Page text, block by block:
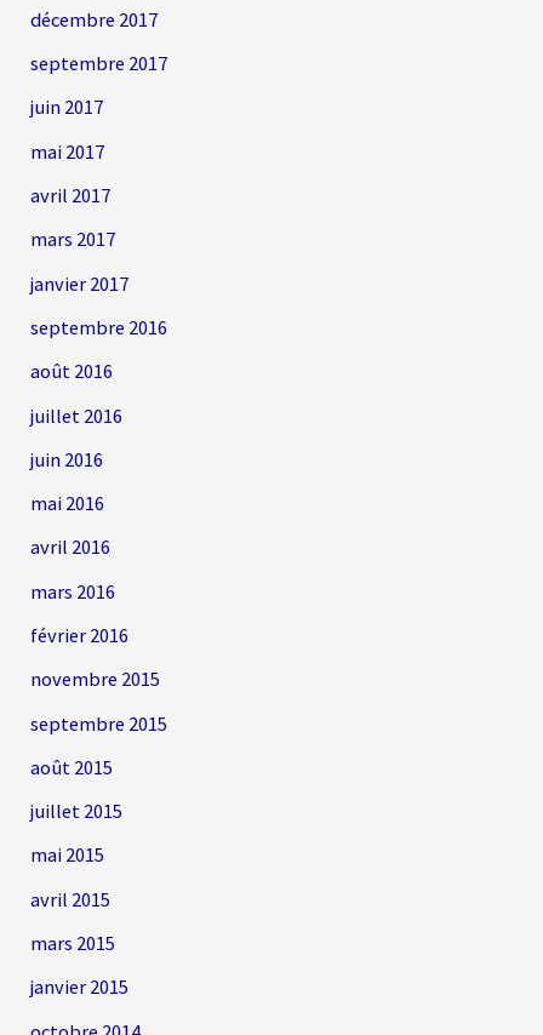
décembre 2017
septembre 2017
juin 2017
mai 2017
avril 2017
mars 2017
janvier 2017
septembre 2016
août 2016
juillet 2016
juin 2016
mai 2016
avril 2016
mars 2016
février 2016
novembre 2015
septembre 2015
août 2015
juillet 2015
mai 2015
avril 2015
mars 2015
janvier 2015